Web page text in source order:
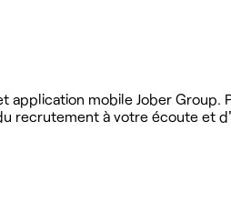
mobile Jober Group.
recrutement à votre écoute et